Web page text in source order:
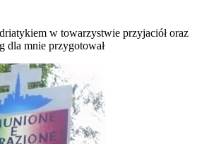
w towarzystwie przyjaciół oraz
dla mnie przygotował